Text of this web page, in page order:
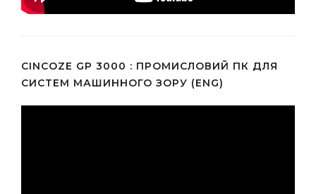
CINCOZE GP 3000 : ПРОМИСЛОВИЙ ПК ДЛЯ
СИСТЕМ МАШИННОГО ЗОРУ (ENG)